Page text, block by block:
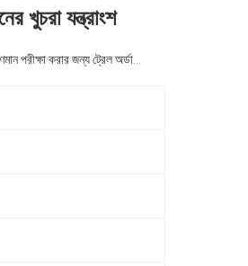
খুচরা যন্ত্রাংশ
পরীক্ষা করার জন্য ট্রেল অর্ডারের জন্য 500 সেট